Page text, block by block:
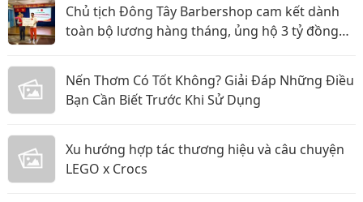
Chủ tịch Đông Tây Barbershop cam kết dành
toàn bộ lương hàng tháng, ủng hộ 3 tỷ đồng
Nến Thơm Có Tốt Không? Giải Đáp Những Điều
Bạn Cần Biết Trước Khi Sử Dụng
Xu hướng hợp tác thương hiệu và câu chuyện
LEGO x Crocs